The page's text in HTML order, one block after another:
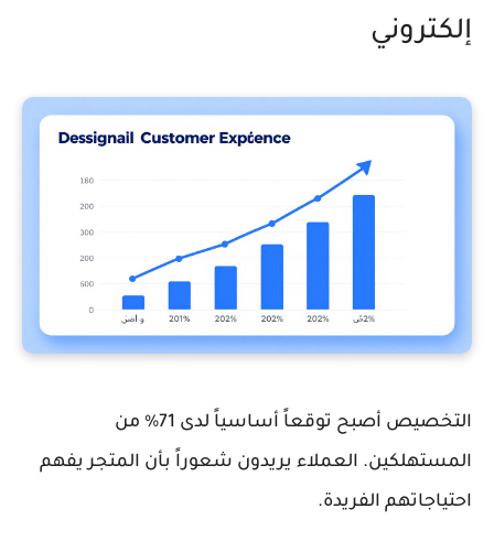
إلكتروني
التخصيص أصبح توقعاً أساسياً لدى 71% من
المستهلكين. العملاء يريدون شعوراً بأن المتجر يفهم
احتياجاتهم الفريدة.